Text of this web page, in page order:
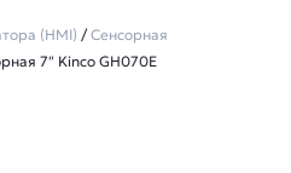
(HMI) /Сенсорная
7″ Kinco GH070E